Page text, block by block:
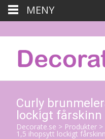
Curly
lockigt fårskinn
Decorate.se > Produkter >
1,5 ihopsytt lockigt fårskinn
MENY